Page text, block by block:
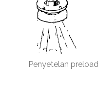
Penyetelan